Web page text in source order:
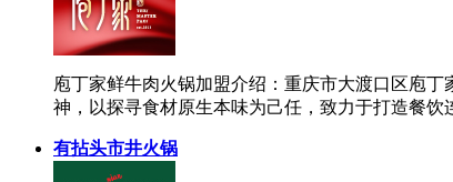
庖丁家鲜牛肉火锅加盟介绍：重庆市大渡口区庖
神，以探寻食材原生本味为己任，致力于打造餐饮
有拈头市井火锅